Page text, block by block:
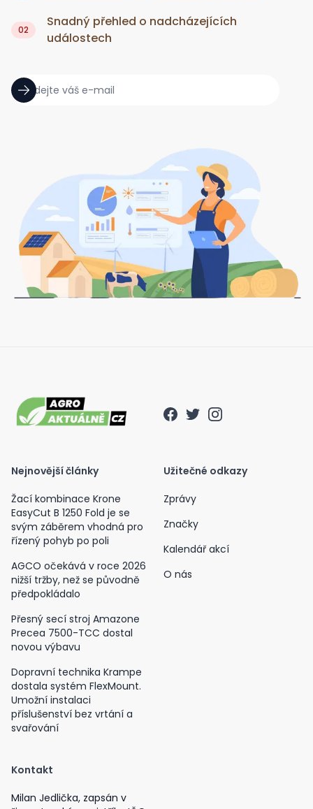
02
Snadný přehled o nadcházejících
událostech
Nejnovější články
Žací kombinace Krone
EasyCut B 1250 Fold je se
svým záběrem vhodná pro
řízený pohyb po poli
AGCO očekává v roce 2026
nižší tržby, než se původně
předpokládalo
Přesný secí stroj Amazone
Precea 7500-TCC dostal
novou výbavu
Dopravní technika Krampe
dostala systém FlexMount.
Umožní instalaci
příslušenství bez vrtání a
svařování
Užitečné odkazy
Zprávy
Značky
Kalendář akcí
O nás
Kontakt
Milan Jedlička, zapsán v